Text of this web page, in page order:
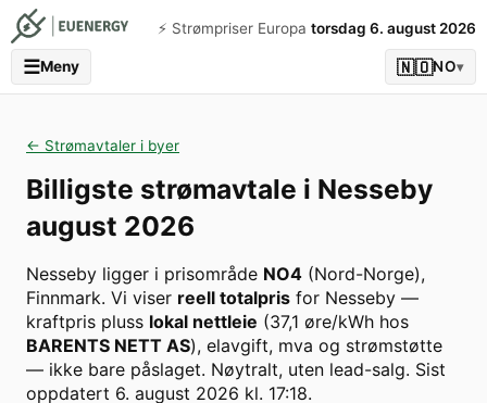
⚡️ Strømpriser Europa torsdag 6. august 2026
☰Meny 🇳🇴NO▾
← Strømavtaler i byer
Billigste strømavtale i Nesseby
august 2026
Nesseby ligger i prisområde NO4 (Nord-Norge),
Finnmark. Vi viser reell totalpris for Nesseby —
kraftpris pluss lokal nettleie (37,1 øre/kWh hos
BARENTS NETT AS), elavgift, mva og strømstøtte
— ikke bare påslaget. Nøytralt, uten lead-salg. Sist
oppdatert 6. august 2026 kl. 17:18.